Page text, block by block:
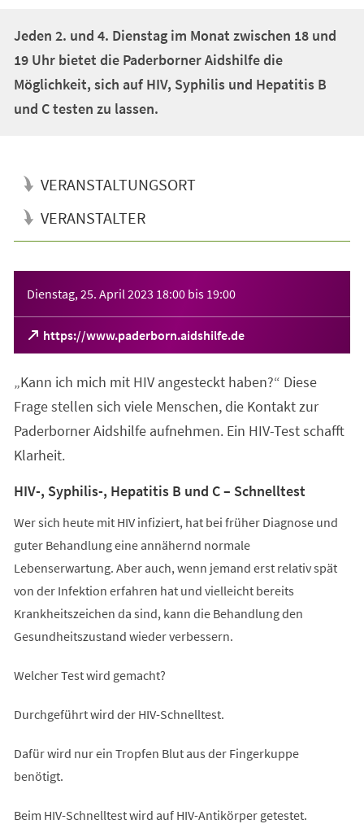
Jeden 2. und 4. Dienstag im Monat zwischen 18 und
19 Uhr bietet die Paderborner Aidshilfe die
Möglichkeit, sich auf HIV, Syphilis und Hepatitis B
und C testen zu lassen.
VERANSTALTUNGSORT
VERANSTALTER
Dienstag, 25. April 2023 18:00 bis 19:00
https://www.paderborn.aidshilfe.de
(Öffnet
in
neuen
„Kann ich mich mit HIV angesteckt haben?“ Diese
Frage stellen sich viele Menschen, die Kontakt zur
Paderborner Aidshilfe aufnehmen. Ein HIV-Test schafft
Klarheit.
HIV-, Syphilis-, Hepatitis B und C – Schnelltest
Wer sich heute mit HIV infiziert, hat bei früher Diagnose und
guter Behandlung eine annähernd normale
Lebenserwartung. Aber auch, wenn jemand erst relativ spät
von der Infektion erfahren hat und vielleicht bereits
Krankheitszeichen da sind, kann die Behandlung den
Gesundheitszustand wieder verbessern.
Welcher Test wird gemacht?
Durchgeführt wird der HIV-Schnelltest.
Dafür wird nur ein Tropfen Blut aus der Fingerkuppe
benötigt.
Beim HIV-Schnelltest wird auf HIV-Antikörper getestet.